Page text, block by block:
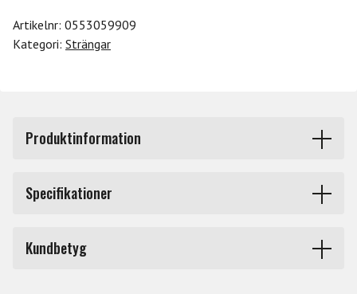
Artikelnr: 0553059909
Kategori: Strängar
Produktinformation
Kaplan Amo violinsträngar erbjuder professionella
kraft. Kaplan Amo ger värme, fyllighet och flexibilitet till
instrument med en klar ton. Strängarna sätter sig snabbt
Specifikationer
Kundbetyg